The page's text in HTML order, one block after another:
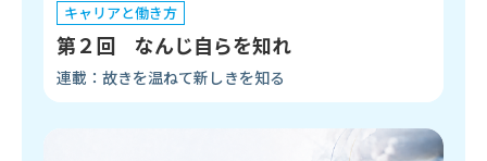
キャリアと働き方
第２回 なんじ自らを知れ
連載：故きを温ねて新しきを知る